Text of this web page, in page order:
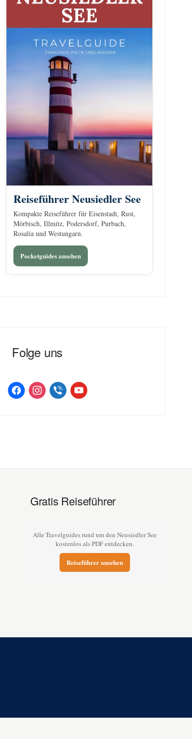
Reiseführer Neusiedler See
Kompakte Reiseführer für Eisenstadt, Rust,
Mörbisch, Illmitz, Podersdorf, Purbach,
Rosalia und Westungarn.
Pocketguides ansehen
Folge uns
facebookinstagramviber youtube
Gratis Reiseführer
Alle Travelguides rund um den Neusiedler See
kostenlos als PDF entdecken.
Reiseführer ansehen